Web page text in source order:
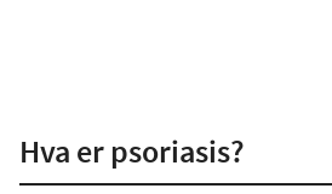
Hva er psoriasis?